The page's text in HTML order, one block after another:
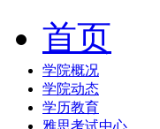
首页
学院概况
学院动态
学历教育
雅思考试中心